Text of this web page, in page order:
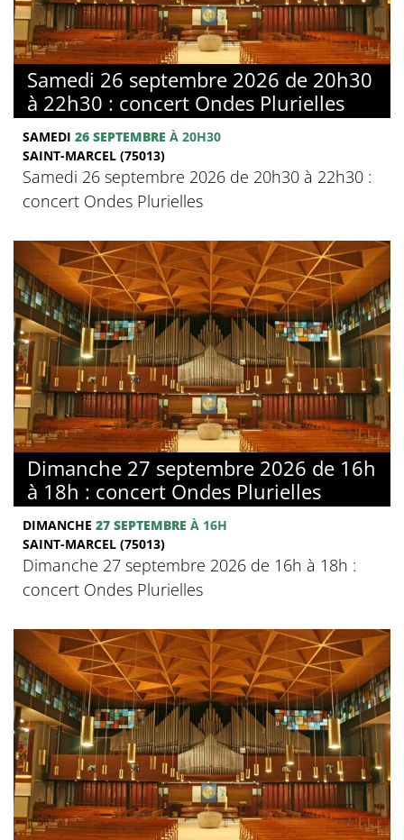
Samedi 26 septembre 2026 de 20h30
à 22h30 : concert Ondes Plurielles
SAMEDI 26 SEPTEMBRE À 20H30
SAINT-MARCEL (75013)
Samedi 26 septembre 2026 de 20h30 à 22h30 :
concert Ondes Plurielles
Dimanche 27 septembre 2026 de 16h
à 18h : concert Ondes Plurielles
DIMANCHE 27 SEPTEMBRE À 16H
SAINT-MARCEL (75013)
Dimanche 27 septembre 2026 de 16h à 18h :
concert Ondes Plurielles